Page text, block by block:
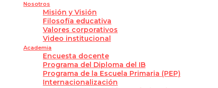
Nosotros
Misión y Visión
Filosofía educativa
Valores corporativos
Video institucional
Academia
Encuesta docente
Programa del Diploma del IB
Programa de la Escuela Primaria (PEP)
Internacionalización